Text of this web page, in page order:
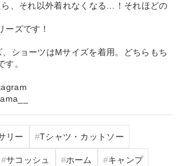
、それ以外着れなくなる…！それほどの
ーズです！
ショーツはMサイズを着用。どちらもち
す。
リー Tシャツ・カットソー
サコッシュ ホーム キャンプ